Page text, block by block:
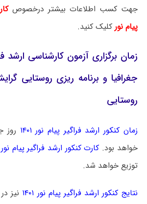
جهت کسب اطلاعات بیشتر درخصوص
پیام نورکلیک کنید.
جغرافیا و برنامه ریزی روستایی
روستایی
زمان کنکور ارشد فراگیر پیام نور ۱۴۰۱
خواهد بود. کارت کنکور ارشد فراگیر پیام نور ۱۴۰۱
توزیع خواهد شد.
نتایج کنکور ارشد فراگیر پیام نور ۱۴۰۱
نیز